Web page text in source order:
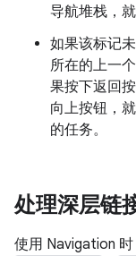
导航堆栈，
如果该标记
所在的上一
果按下返回
向上按钮，
的任务。
处理深层链
使用 Navigation